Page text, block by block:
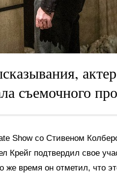
съемочного
Show со Стивеном
Крейг подтвердил свое
время он отметил, что